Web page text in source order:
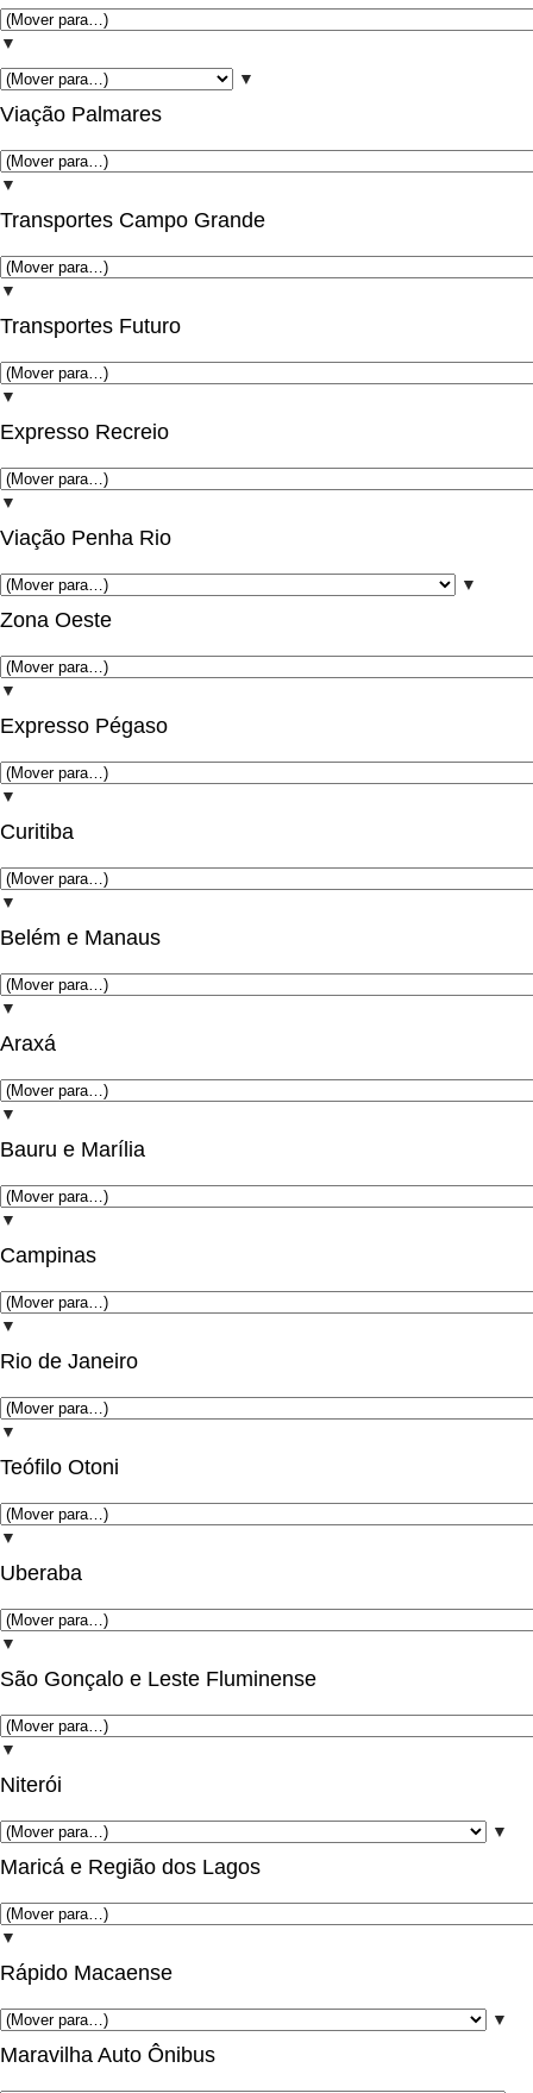
▼
▼
Viação Palmares
▼
Transportes Campo Grande
▼
Transportes Futuro
▼
Expresso Recreio
▼
Viação Penha Rio
▼
Zona Oeste
▼
Expresso Pégaso
▼
Curitiba
▼
Belém e Manaus
▼
Araxá
▼
Bauru e Marília
▼
Campinas
▼
Rio de Janeiro
▼
Teófilo Otoni
▼
Uberaba
▼
São Gonçalo e Leste Fluminense
▼
Niterói
▼
Maricá e Região dos Lagos
▼
Rápido Macaense
▼
Maravilha Auto Ônibus